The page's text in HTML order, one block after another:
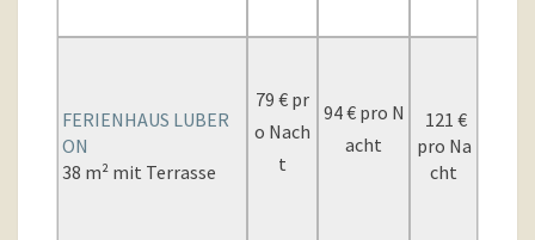
FERIENHAUS LUBER
ON
38 m² mit Terrasse
79 € pr
o Nach
t
94 € pro N
acht
121 €
pro Na
cht